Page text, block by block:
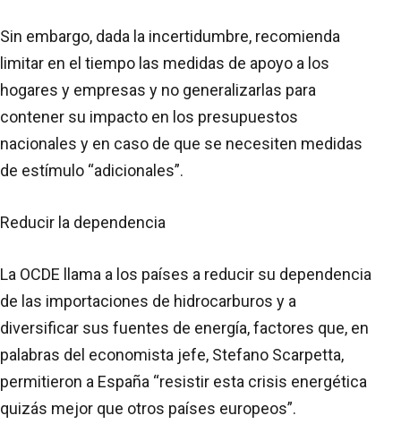
Sin embargo, dada la incertidumbre, recomienda
limitar en el tiempo las medidas de apoyo a los
hogares y empresas y no generalizarlas para
contener su impacto en los presupuestos
nacionales y en caso de que se necesiten medidas
de estímulo “adicionales”.
Reducir la dependencia
La OCDE llama a los países a reducir su dependencia
de las importaciones de hidrocarburos y a
diversificar sus fuentes de energía, factores que, en
palabras del economista jefe, Stefano Scarpetta,
permitieron a España “resistir esta crisis energética
quizás mejor que otros países europeos”.